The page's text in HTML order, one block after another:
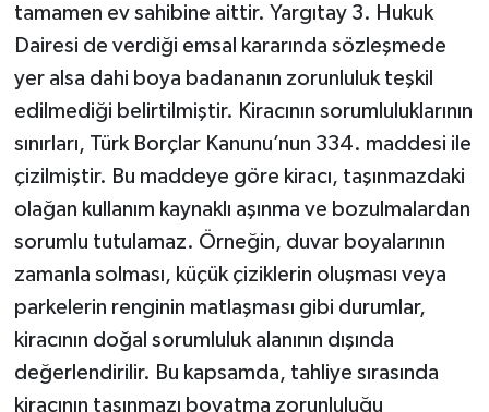
tamamen ev sahibine aittir. Yargıtay 3. Hukuk
Dairesi de verdiği emsal kararında sözleşmede
yer alsa dahi boya badananın zorunluluk teşkil
edilmediği belirtilmiştir. Kiracının sorumluluklarının
sınırları, Türk Borçlar Kanunu’nun 334. maddesi ile
çizilmiştir. Bu maddeye göre kiracı, taşınmazdaki
olağan kullanım kaynaklı aşınma ve bozulmalardan
sorumlu tutulamaz. Örneğin, duvar boyalarının
zamanla solması, küçük çiziklerin oluşması veya
parkelerin renginin matlaşması gibi durumlar,
kiracının doğal sorumluluk alanının dışında
değerlendirilir. Bu kapsamda, tahliye sırasında
kiracının taşınmazı boyatma zorunluluğu